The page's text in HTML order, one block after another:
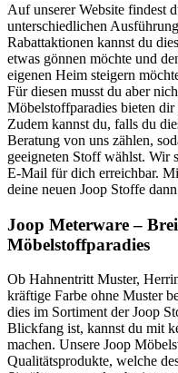
Auf unserer Website findest
unterschiedlichen
Rabattaktionen kannst du
etwas gönnen möchte und
eigenen Heim steigern
Für diesen musst du aber
Möbelstoffparadies bieten
Zudem kannst du, falls du
Beratung von uns zählen,
geeigneten Stoff wählst. Wir
E-Mail für dich erreichbar.
deine neuen Joop Stoffe
Joop Meterware –
Möbelstoffparadies
Ob Hahnentritt Muster,
kräftige Farbe ohne Muster
dies im Sortiment der Joop
Blickfang ist, kannst du mit
machen. Unsere Joop
Qualitätsprodukte, welche